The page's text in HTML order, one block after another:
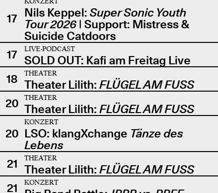
17 Nils Keppel: Super Sonic Youth
Tour 2026| Support: Mistress &
Suicide Catdoors
17
LIVE-PODCAST
SOLD OUT: Kafi am Freitag Live
18
THEATER
Theater Lilith: FLÜGEL AM FUSS
20
THEATER
Theater Lilith: FLÜGEL AM FUSS
20
KONZERT
LSO: klangXchange Tänze des
Lebens
21
THEATER
Theater Lilith: FLÜGEL AM FUSS
21
KONZERT